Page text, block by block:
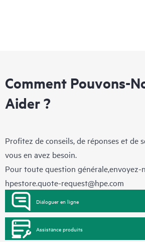
Comment Pouvons-
Aider ?
Profitez de conseils, de réponses et de
vous en avez besoin.
Pour toute question générale,envoyez-
hpestore.quote-request@hpe.com
Dialoguer en ligne
Assistance produits